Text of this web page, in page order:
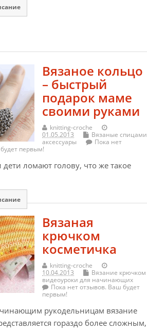
Вязаное кольцо
– быстрый
подарок маме
своими руками
knitting-croche
01.05.2013
Вязаные спицами
аксессуары
Пока нет
первым!
ломают голову, что же такое
Вязаная
крючком
косметичка
knitting-croche
10.04.2013
Вязание крючком
видеоуроки для начинающих
Пока нет отзывов. Ваш будет
первым!
рукодельницам вязание
гораздо более сложным,